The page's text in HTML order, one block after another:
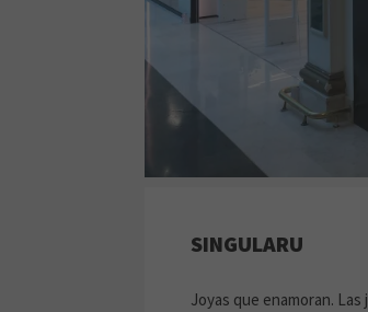
SINGULARU
Joyas que enamoran.